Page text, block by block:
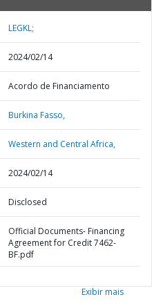
LEGKL;
2024/02/14
Acordo de Financiamento
Burkina Fasso,
Western and Central Africa,
2024/02/14
Disclosed
Official Documents- Financing
Agreement for Credit 7462-
BF.pdf
Exibir mais